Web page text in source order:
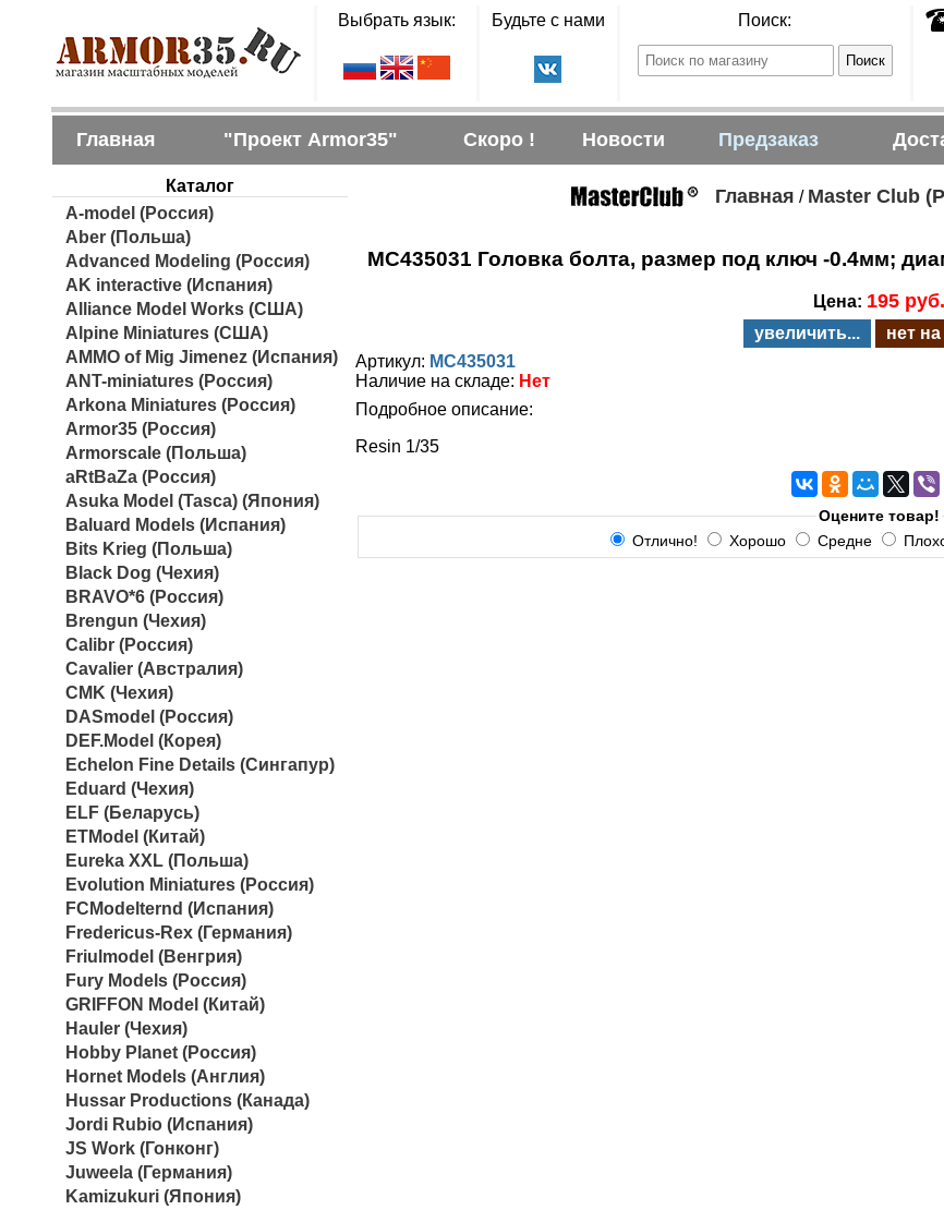
Выбрать язык: Будьте с нами Поиск:
Главная "Проект Armor35" Скоро ! Новости Предзаказ
Каталог
A-model (Россия)
Aber (Польша)
Advanced Modeling (Россия)
AK interactive (Испания)
Alliance Model Works (США)
Alpine Miniatures (США)
AMMO of Mig Jimenez (Испания)
ANT-miniatures (Россия)
Arkona Miniatures (Россия)
Armor35 (Россия)
Armorscale (Польша)
aRtBaZa (Россия)
Asuka Model (Tasca) (Япония)
Baluard Models (Испания)
Bits Krieg (Польша)
Black Dog (Чехия)
BRAVO*6 (Россия)
Brengun (Чехия)
Calibr (Россия)
Cavalier (Австралия)
CMK (Чехия)
DASmodel (Россия)
DEF.Model (Корея)
Echelon Fine Details (Сингапур)
Eduard (Чехия)
ELF (Беларусь)
ETModel (Китай)
Eureka XXL (Польша)
Evolution Miniatures (Россия)
FCModelternd (Испания)
Fredericus-Rex (Германия)
Friulmodel (Венгрия)
Fury Models (Россия)
GRIFFON Model (Китай)
Hauler (Чехия)
Hobby Planet (Россия)
Hornet Models (Англия)
Hussar Productions (Канада)
Jordi Rubio (Испания)
JS Work (Гонконг)
Juweela (Германия)
Kamizukuri (Япония)
Главная / Master Club
MC435031 Головка болта, размер под ключ -0.4мм;
Цена: 195 руб.
увеличить...
нет
Артикул: MC435031
Наличие на складе: Нет
Подробное описание:
Resin 1/35
Оцените товар!
Отлично!
Хорошо Средне